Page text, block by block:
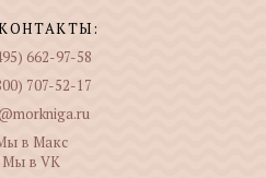
662-97-58
707-52-17
в Макс
Мы в VK